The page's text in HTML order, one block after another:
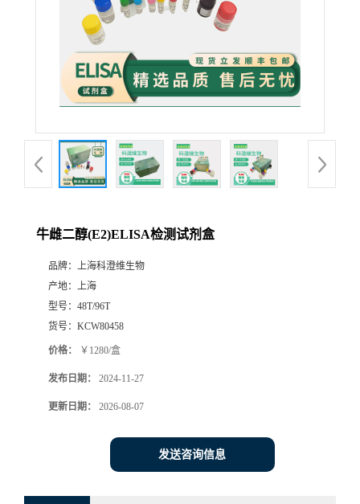
牛雌二醇(E2)ELISA检测试剂盒
品牌：
上海科澄维生物
产地：
上海
型号： 48T/96T
货号： KCW80458
价格： ￥1280/盒
发布日期： 2024-11-27
更新日期： 2026-08-07
发送咨询信息